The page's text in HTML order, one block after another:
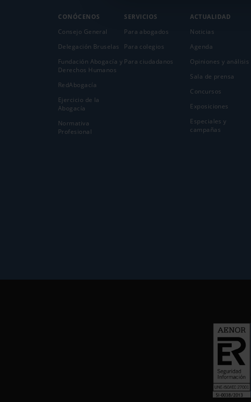
CONÓCENOS
Consejo General
Delegación Bruselas
Fundación Abogacía y
Derechos Humanos
RedAbogacía
Ejercicio de la
Abogací­a
Normativa
Profesional
SERVICIOS
Para abogados
Para colegios
Para ciudadanos
ACTUALIDAD
Noticias
Agenda
Opiniones y análisis
Sala de prensa
Concursos
Exposiciones
Especiales y
campañas